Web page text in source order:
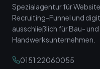
Spezialagentur für
Recruiting-Funnel und
ausschließlich für Bau- und
Handwerksunternehmen.
0151 22060055